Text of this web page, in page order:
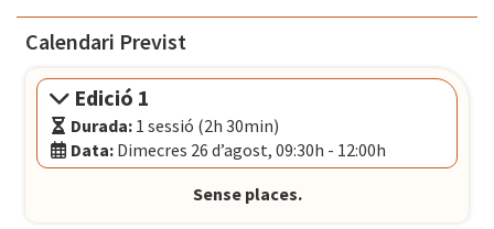
Calendari Previst
Edició 1
Durada: 1 sessió (2h 30min)
Data: Dimecres 26 d’agost, 09:30h - 12:00h
Sense places.